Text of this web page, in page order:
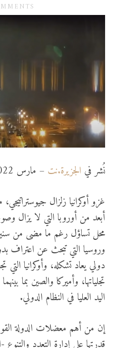
نُشر في الجزيرة.نت – مارس 2022
غزو أوكرانيا زلزال
أبعد من أوروبا التي لا يزال
وروسيا التي تبحث عن اعتراف
دولي يعاد تشكله، وأوكرانيا
تجلياتها، وأميركا والصين بما
اليد العليا في النظام الدولي.
إن من أهم معضلات الدولة